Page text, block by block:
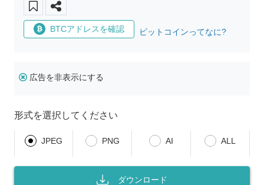
BTCアドレスを確認 ビットコインってなに?
広告を非表示にする
形式を選択してください
JPEG PNG AI ALL
ダウンロード